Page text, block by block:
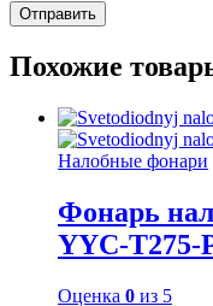
Похожие
Налобные фонари
Фонарь
YYC-T275-
Оценка 0 из 5